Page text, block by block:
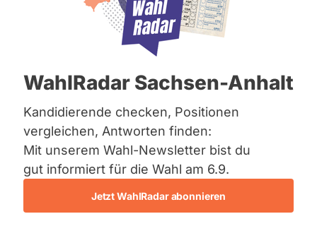
Bremen
Hamburg
Mecklenburg-Vorpommern
Nordrhein-Westfalen
Saarland
Sachsen
Sachsen-Anhalt
Sachsen-Anhalt
Schleswig-Holstein
Thüringen
Archiv
WahlRadar Sachsen-Anhalt
Kandidierende checken, Positionen
vergleichen, Antworten finden:
Mit unserem Wahl-Newsletter bist du
gut informiert für die Wahl am 6.9.
Jetzt WahlRadar abonnieren
27. Januar 2022
Im Zusammenhang mit dem Beschluss des
stimmte der Bundestag über einen
Antrag
der Regierungsfraktionen SPD, Bündnis
90/Die Grünen und FDP ab, der eine
Ausnahme von der sogenannten
„Schuldenbremse“ vorsieht.
Der Antrag wurde mit den Stimmen der
Regierungsfraktionenangenommen. In